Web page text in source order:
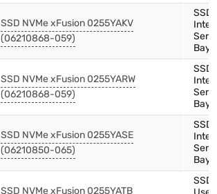
SSD NVMe xFusion 0255YAKV
(06210868-059)
Bay)
SSD NVMe xFusion 0255YARW
(06210868-059)
Bay)
SSD NVMe xFusion 0255YASE
(06210850-065)
Bay)